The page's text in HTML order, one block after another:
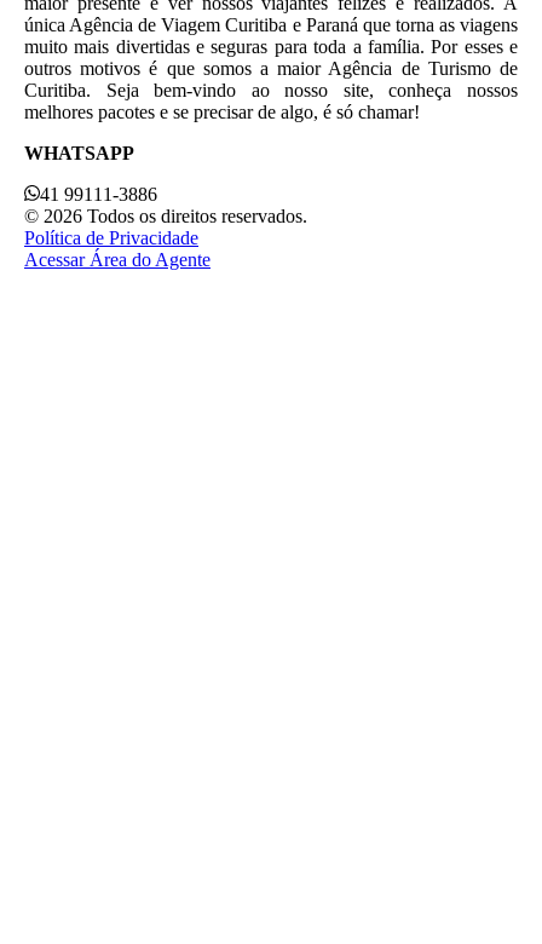
única Agência de Viagem Curitiba e Paraná que torna as viagens
muito mais divertidas e seguras para toda a família. Por esses e
outros motivos é que somos a maior Agência de Turismo de
Curitiba. Seja bem-vindo ao nosso site, conheça nossos
melhores pacotes e se precisar de algo, é só chamar!
WHATSAPP
41 99111-3886
© 2026 Todos os direitos reservados.
Política de Privacidade
Acessar Área do Agente